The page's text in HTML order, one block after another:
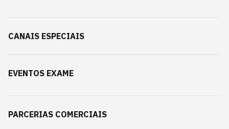
CANAIS ESPECIAIS
EVENTOS EXAME
PARCERIAS COMERCIAIS